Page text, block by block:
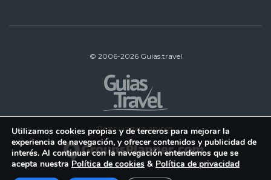
© 2006-2026 Guias.travel
Reservas para grupos:
Utilizamos cookies propias y de terceros para mejorar la
experiencia de navegación, y ofrecer contenidos y publicidad de
interés. Al continuar con la navegación entendemos que se
acepta nuestra Política de cookies & Política de privacidad